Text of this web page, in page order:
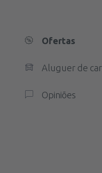
Ofertas
Aluguer de
Opiniões